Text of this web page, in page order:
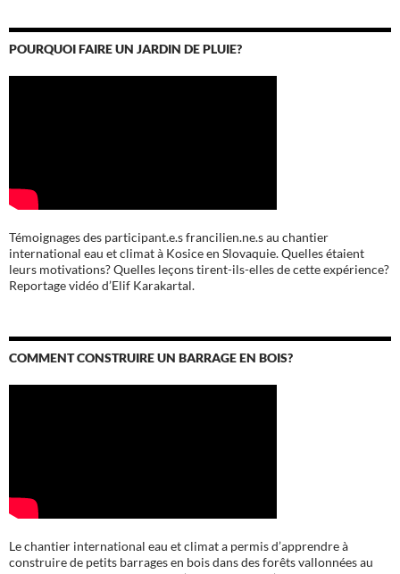
POURQUOI FAIRE UN JARDIN DE PLUIE?
Témoignages des participant.e.s francilien.ne.s au chantier
international eau et climat à Kosice en Slovaquie. Quelles étaient
leurs motivations? Quelles leçons tirent-ils-elles de cette expérience?
Reportage vidéo d’Elif Karakartal.
COMMENT CONSTRUIRE UN BARRAGE EN BOIS?
Le chantier international eau et climat a permis d’apprendre à
construire de petits barrages en bois dans des forêts vallonnées au